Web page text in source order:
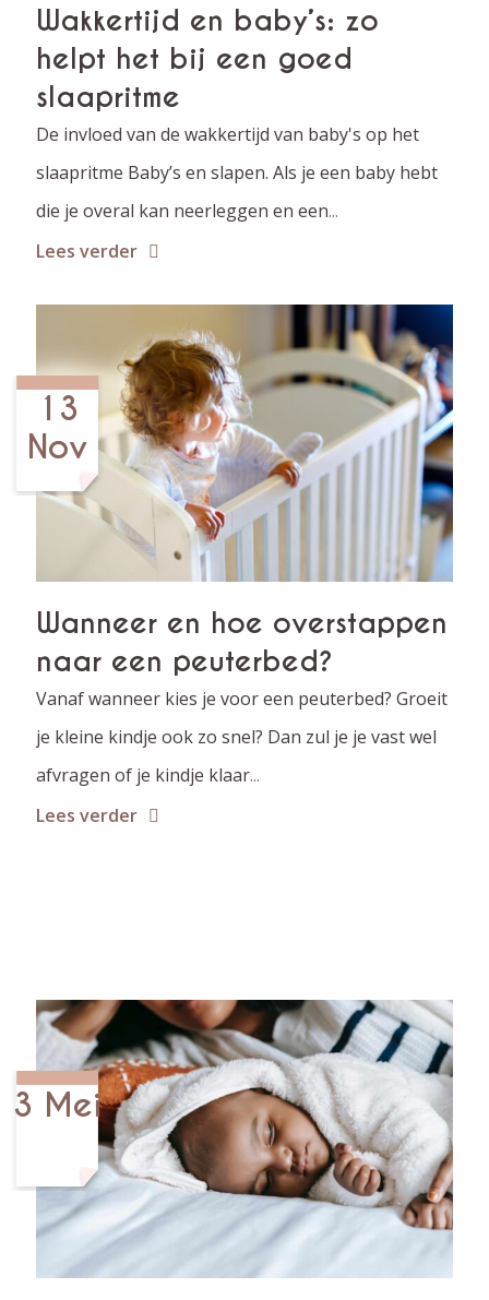
Wakkertijd en baby’s: zo
helpt het bij een goed
slaapritme
De invloed van de wakkertijd van baby's op het
slaapritme Baby’s en slapen. Als je een baby hebt
die je overal kan neerleggen en een...
Lees verder
13
Nov
Wanneer en hoe overstappen
naar een peuterbed?
Vanaf wanneer kies je voor een peuterbed? Groeit
je kleine kindje ook zo snel? Dan zul je je vast wel
afvragen of je kindje klaar...
Lees verder
3 Mei